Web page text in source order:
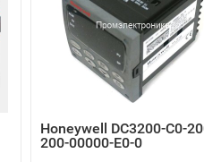
Honeywell DC3200-C0-
200-00000-E0-0